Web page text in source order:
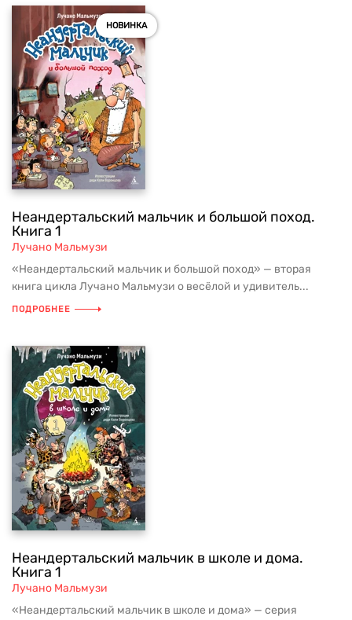
НОВИНКА
Неандертальский мальчик и большой поход.
Книга 1
Лучано Мальмузи
«Неандертальский мальчик и большой поход» — вторая
книга цикла Лучано Мальмузи о весёлой и удивитель...
ПОДРОБНЕЕ
Неандертальский мальчик в школе и дома.
Книга 1
Лучано Мальмузи
«Неандертальский мальчик в школе и дома» — серия